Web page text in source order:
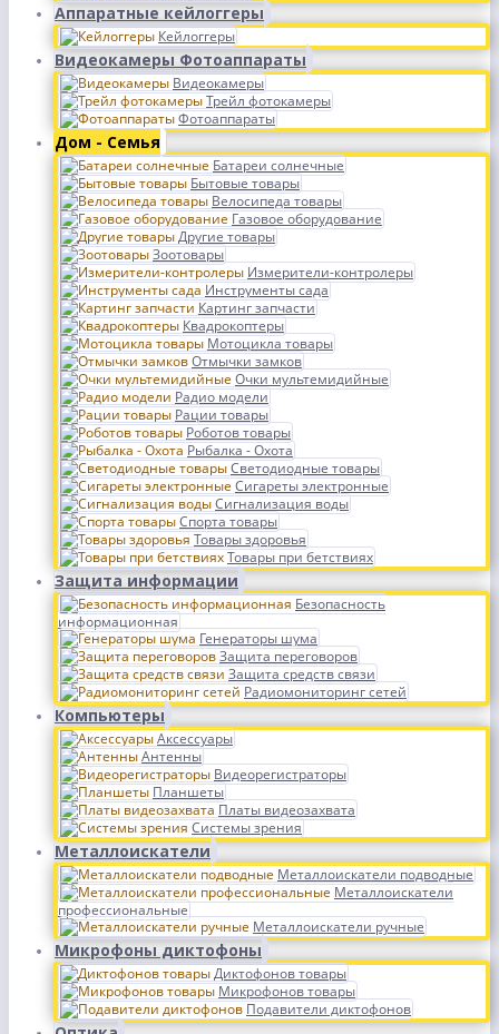
Аппаратные кейлоггеры
Кейлоггеры
Видеокамеры Фотоаппараты
Видеокамеры
Трейл фотокамеры
Фотоаппараты
Дом - Семья
Батареи солнечные
Бытовые товары
Велосипеда товары
Газовое оборудование
Другие товары
Зоотовары
Измерители-контролеры
Инструменты сада
Картинг запчасти
Квадрокоптеры
Мотоцикла товары
Отмычки замков
Очки мультемидийные
Радио модели
Рации товары
Роботов товары
Рыбалка - Охота
Светодиодные товары
Сигареты электронные
Сигнализация воды
Спорта товары
Товары здоровья
Товары при бетствиях
Защита информации
Безопасность
информационная
Генераторы шума
Защита переговоров
Защита средств связи
Радиомониторинг сетей
Компьютеры
Аксессуары
Антенны
Видеорегистраторы
Планшеты
Платы видеозахвата
Системы зрения
Металлоискатели
Металлоискатели подводные
Металлоискатели
профессиональные
Металлоискатели ручные
Микрофоны диктофоны
Диктофонов товары
Микрофонов товары
Подавители диктофонов